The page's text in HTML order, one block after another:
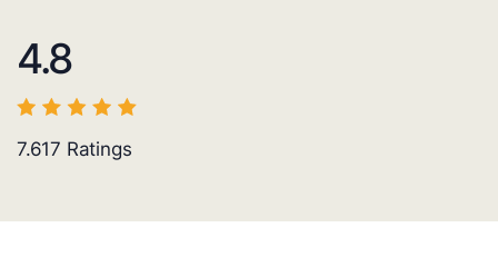
4.8
7.617 Ratings